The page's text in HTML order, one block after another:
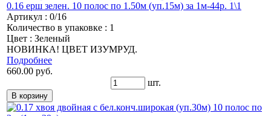
0.16 ерш зелен. 10 полос по 1.50м (уп.15м) за 1м-44р. 1\1
Артикул : 0/16
Количество в упаковке : 1
Цвет : Зеленый
НОВИНКА! ЦВЕТ ИЗУМРУД.
Подробнее
660.00 руб.
шт.